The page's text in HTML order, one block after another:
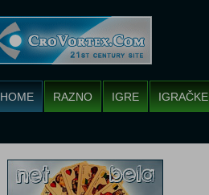
HOME RAZNO IGRE IGRAČKE